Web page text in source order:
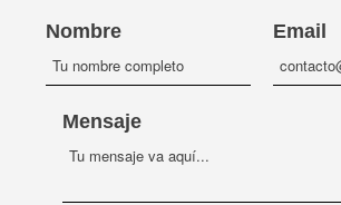
Nombre Email
Mensaje